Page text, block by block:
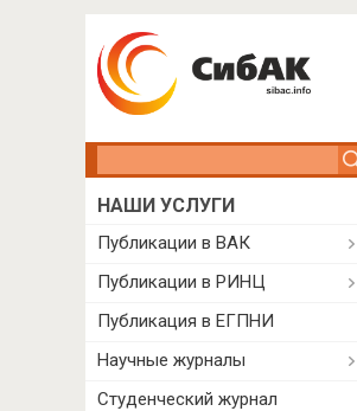
НАШИ УСЛУГИ
Публикации в ВАК
Публикации в РИНЦ
Публикация в ЕГПНИ
Научные журналы
Студенческий журнал